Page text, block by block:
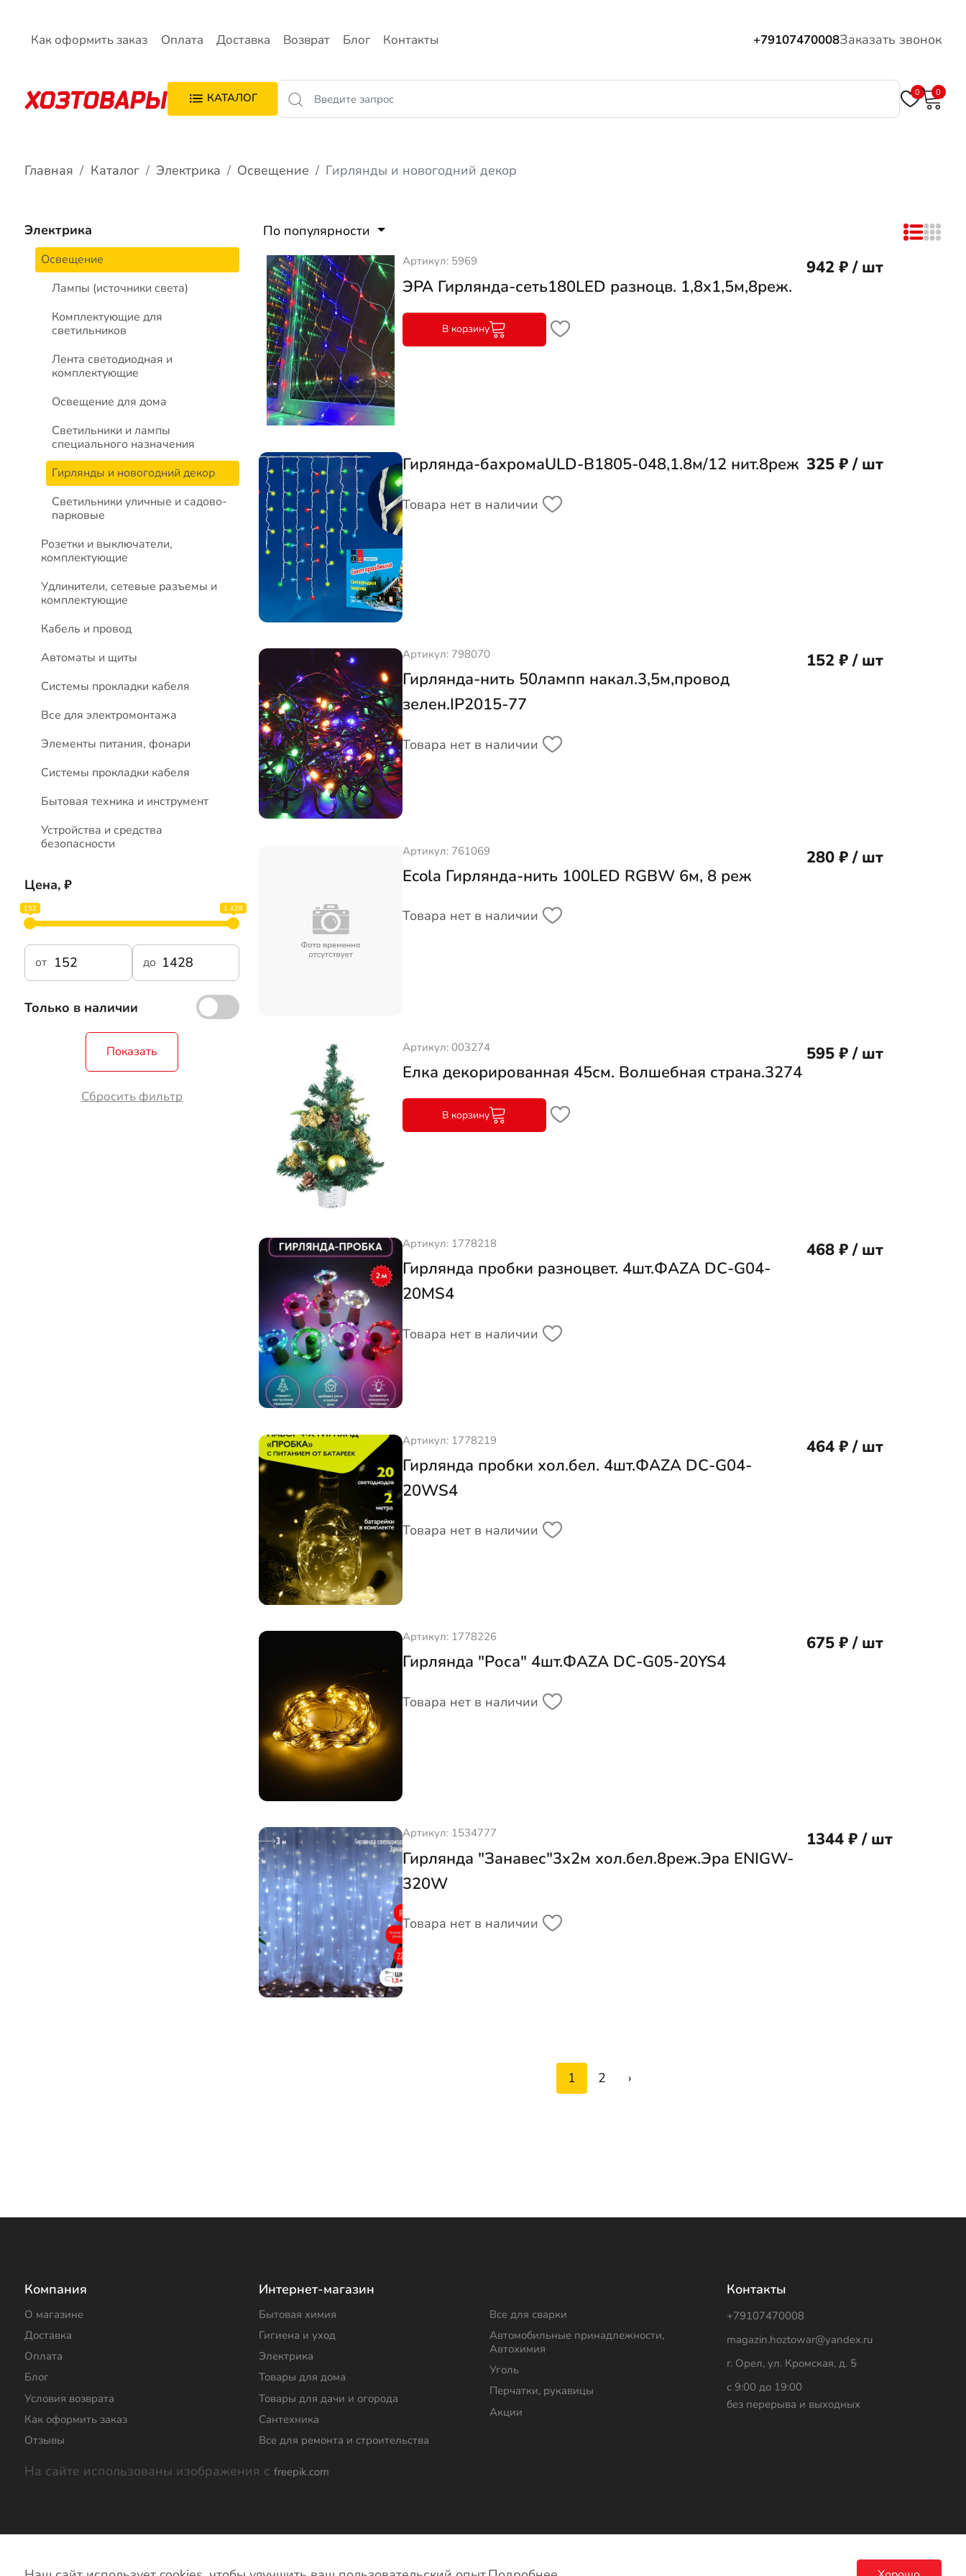
Как оформить заказ Оплата Доставка Возврат Блог Контакты +79107470008Заказать звонок
КАТАЛОГ 0 0
Главная Каталог Электрика Освещение Гирлянды и новогодний декор
Электрика
Освещение
Лампы (источники света)
Комплектующие для
светильников
Лента светодиодная и
комплектующие
Освещение для дома
Светильники и лампы
специального назначения
Гирлянды и новогодний декор
Светильники уличные и садово-
парковые
Розетки и выключатели,
комплектующие
Удлинители, сетевые разъемы и
комплектующие
Кабель и провод
Автоматы и щиты
Системы прокладки кабеля
Все для электромонтажа
Элементы питания, фонари
Системы прокладки кабеля
Бытовая техника и инструмент
Устройства и средства
безопасности
Цена, ₽
152 1 428
от до
Только в наличии
Показать
Сбросить фильтр
По популярности
Артикул: 5969
ЭРА Гирлянда-сеть180LED разноцв. 1,8х1,5м,8реж.
В корзину
942 ₽ / шт
Гирлянда-бахромаULD-B1805-048,1.8м/12 нит.8реж
Товара нет в наличии
325 ₽ / шт
Артикул: 798070
Гирлянда-нить 50лампп накал.3,5м,провод
зелен.IP2015-77
Товара нет в наличии
152 ₽ / шт
Артикул: 761069
Ecola Гирлянда-нить 100LED RGBW 6м, 8 реж
Товара нет в наличии
280 ₽ / шт
Артикул: 003274
Елка декорированная 45см. Волшебная страна.3274
В корзину
595 ₽ / шт
Артикул: 1778218
Гирлянда пробки разноцвет. 4шт.ФAZA DС-G04-
20MS4
Товара нет в наличии
468 ₽ / шт
Артикул: 1778219
Гирлянда пробки хол.бел. 4шт.ФAZA DС-G04-
20WS4
Товара нет в наличии
464 ₽ / шт
Артикул: 1778226
Гирлянда "Роса" 4шт.ФAZA DС-G05-20YS4
Товара нет в наличии
675 ₽ / шт
Артикул: 1534777
Гирлянда "Занавес"3х2м хол.бел.8реж.Эра ENIGW-
320W
Товара нет в наличии
1344 ₽ / шт
1 2 ›
Компания
О магазине
Доставка
Оплата
Блог
Условия возврата
Как оформить заказ
Отзывы
Интернет-магазин
Бытовая химия
Гигиена и уход
Электрика
Товары для дома
Товары для дачи и огорода
Сантехника
Все для ремонта и строительства
Все для сварки
Автомобильные принадлежности,
Автохимия
Уголь
Перчатки, рукавицы
Акции
Контакты
+79107470008
magazin.hoztowar@yandex.ru
г. Орел, ул. Кромская, д. 5
с 9:00 до 19:00
без перерыва и выходных
На сайте использованы изображения сfreepik.com